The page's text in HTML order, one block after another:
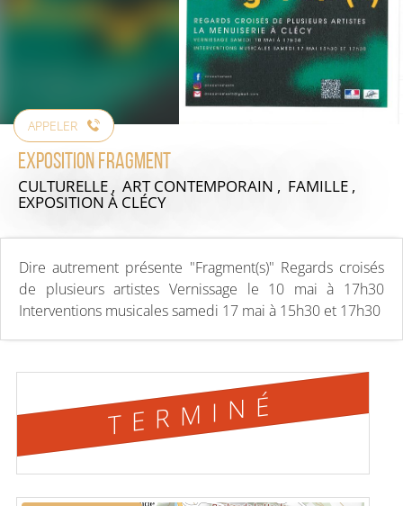
APPELER
Exposition Fragment
CULTURELLE , ART CONTEMPORAIN , FAMILLE ,
EXPOSITION À CLÉCY
Dire autrement présente "Fragment(s)" Regards croisés
de plusieurs artistes Vernissage le 10 mai à 17h30
Interventions musicales samedi 17 mai à 15h30 et 17h30
TERMINÉ